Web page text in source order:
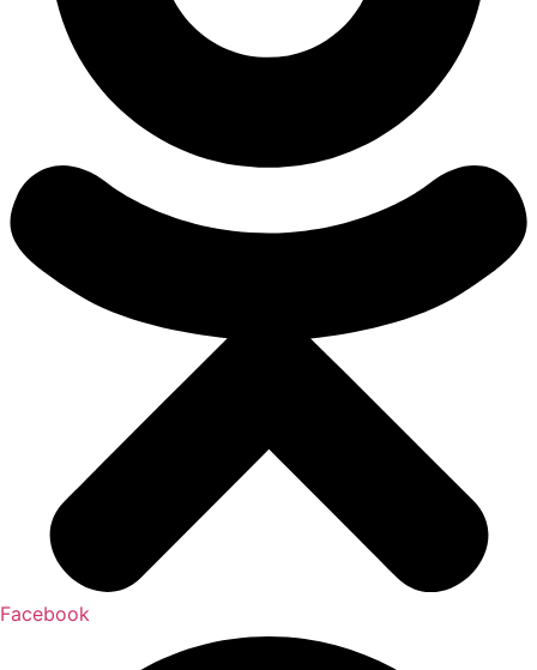
Facebook